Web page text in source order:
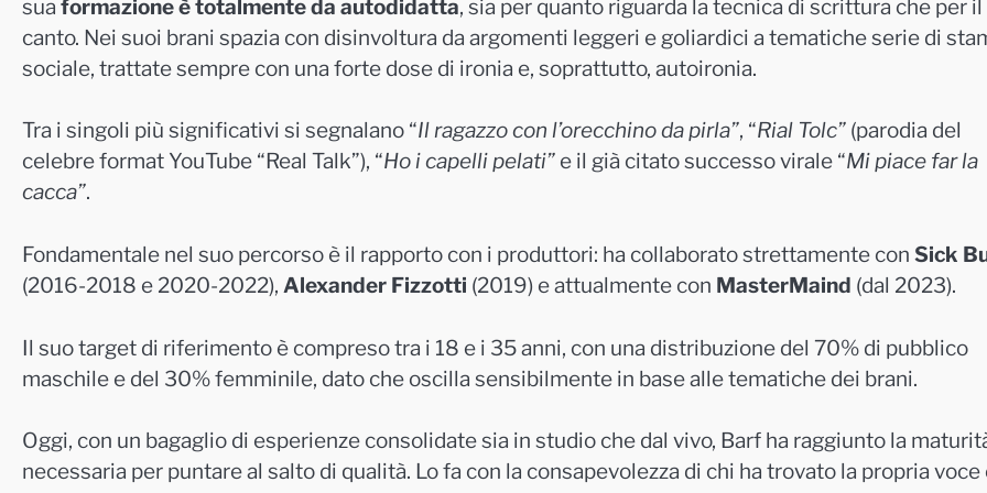
sua formazione è totalmente da autodidatta, sia per quanto riguarda la tecnica di scrittura che per il
canto. Nei suoi brani spazia con disinvoltura da argomenti leggeri e goliardici a tematiche serie di
sociale, trattate sempre con una forte dose di ironia e, soprattutto, autoironia.
Tra i singoli più significativi si segnalano “Il ragazzo con l’orecchino da pirla”, “Rial Tolc” (parodia del
celebre format YouTube “Real Talk”), “Ho i capelli pelati” e il già citato successo virale “Mi piace far la
cacca”.
Fondamentale nel suo percorso è il rapporto con i produttori: ha collaborato strettamente con Sick
(2016-2018 e 2020-2022), Alexander Fizzotti (2019) e attualmente con MasterMaind (dal 2023).
Il suo target di riferimento è compreso tra i 18 e i 35 anni, con una distribuzione del 70% di pubblico
maschile e del 30% femminile, dato che oscilla sensibilmente in base alle tematiche dei brani.
Oggi, con un bagaglio di esperienze consolidate sia in studio che dal vivo, Barf ha raggiunto la
necessaria per puntare al salto di qualità. Lo fa con la consapevolezza di chi ha trovato la propria voce